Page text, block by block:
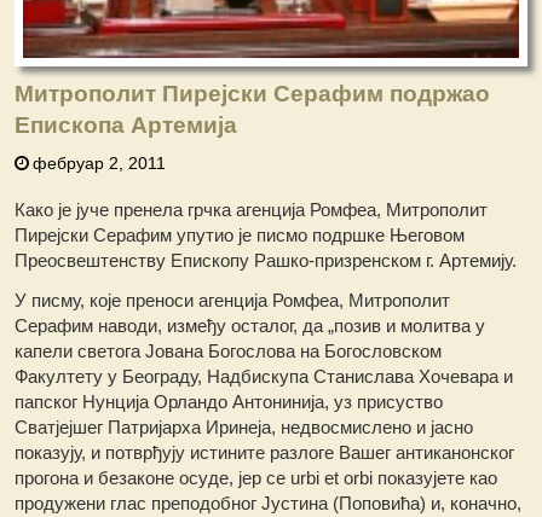
Митрополит Пирејски Серафим подржао
Епископа Артемија
фебруар 2, 2011
Како је јуче пренела грчка агенција Ромфеа, Митрополит
Пирејски Серафим упутио је писмо подршке Његовом
Преосвештенству Епископу Рашко-призренском г. Артемију.
У писму, које преноси агенцијa Ромфеа, Митрополит
Серафим наводи, између осталог, да „позив и молитва у
капели светога Јована Богослова на Богословском
Факултету у Београду, Надбискупа Станислава Хочевара и
папског Нунција Орландо Антонинија, уз присуство
Сватјејшег Патријарха Иринеја, недвосмислено и јасно
показују, и потврђују истините разлоге Вашег антиканонског
прогона и безаконе осуде, јер се urbi et orbi показујете као
продужени глас преподобног Јустина (Поповића) и, коначно,